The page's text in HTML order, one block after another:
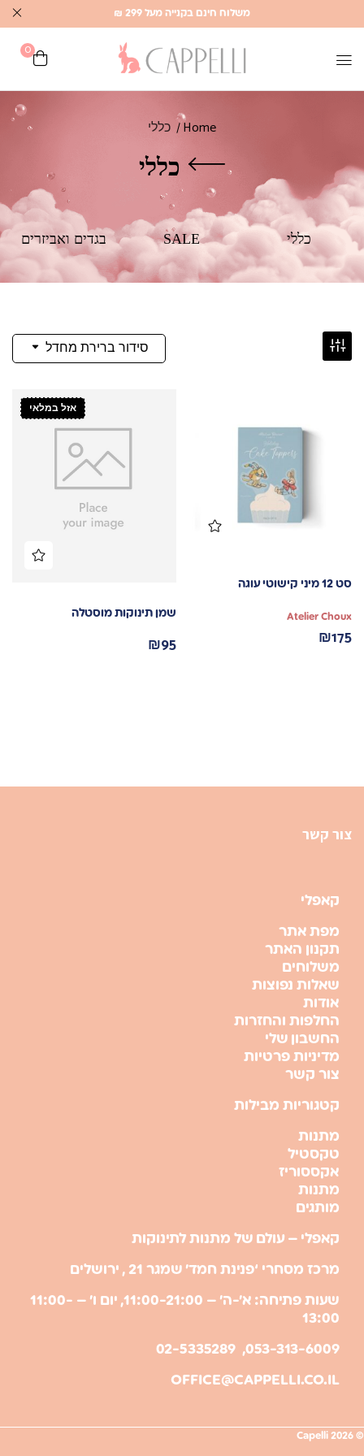
משלוח חינם בקנייה מעל 299 ₪
0
Home כללי
כללי
כללי SALE בגדים ואביזרים
סידור ברירת מחדל
סט 12 מיני קישוטי עוגה
Atelier Choux
₪175
אזל במלאי
שמן תינוקות מוסטלה
₪95
צור קשר
קאפלי
מפת אתר
תקנון האתר
משלוחים
שאלות נפוצות
אודות
החלפות והחזרות
החשבון שלי
מדיניות פרטיות
צור קשר
קטגוריות מבילות
מתנות
טקסטיל
אקססוריז
מתנות
מותגים
קאפלי – עולם של מתנות לתינוקות
מרכז מסחרי ‘פנינת חמד’ שמגר 21 , ירושלים
שעות פתיחה: א’-ה’ – 11:00-21:00, יום ו’ – 11:00-
13:00
053-313-6009, 02-5335289
OFFICE@CAPPELLI.CO.IL
© 2026 Capelli